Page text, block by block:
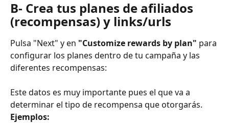
B- Crea tus planes de afiliados
(recompensas) y links/urls
Pulsa "Next" y en "Customize rewards by plan" para
configurar los planes dentro de tu campaña y las
diferentes recompensas:
Este datos es muy importante pues el que va a
determinar el tipo de recompensa que otorgarás.
Ejemplos: